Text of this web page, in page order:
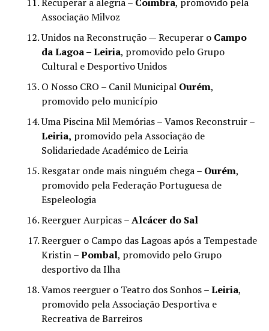
Associação Milvoz
Unidos na Reconstrução — Recuperar o Campo
da Lagoa – Leiria, promovido pelo Grupo
Cultural e Desportivo Unidos
O Nosso CRO – Canil Municipal Ourém,
promovido pelo município
Uma Piscina Mil Memórias – Vamos Reconstruir –
Leiria, promovido pela Associação de
Solidariedade Académico de Leiria
Resgatar onde mais ninguém chega – Ourém,
promovido pela Federação Portuguesa de
Espeleologia
Reerguer Aurpicas –Alcácer do Sal
Reerguer o Campo das Lagoas após a Tempestade
Kristin –Pombal, promovido pelo Grupo
desportivo da Ilha
Vamos reerguer o Teatro dos Sonhos –Leiria,
promovido pela Associação Desportiva e
Recreativa de Barreiros